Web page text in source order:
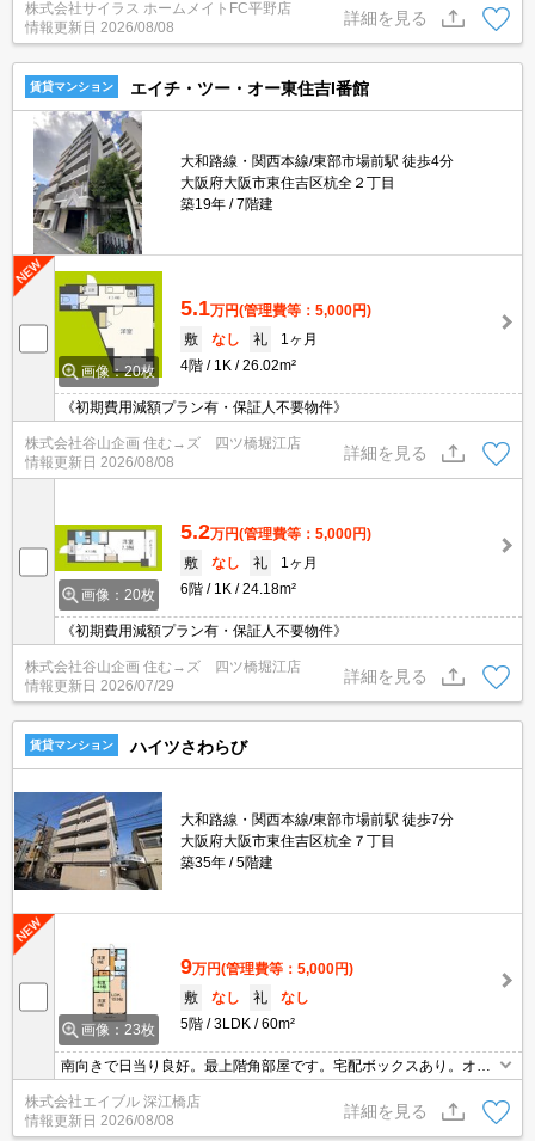
初期費用がご心配な方はクレジット決済が可能ですので安心してお
部屋探し頂けます。
株式会社サイラス ホームメイトFC平野店
情報更新日 2026/08/08
詳細を見る
賃貸マンション エイチ・ツー・オー東住吉I番館
大和路線・関西本線/東部市場前駅 徒歩4分
大阪府大阪市東住吉区杭全２丁目
築19年
7階建
画像：20枚
5.1万円(管理費等：5,000円)
敷
なし 礼
1ヶ月
4階
1K 26.02m²
《初期費用減額プラン有・保証人不要物件》
株式会社谷山企画 住む→ズ 四ツ橋堀江店
情報更新日 2026/08/08
詳細を見る
画像：20枚
5.2万円(管理費等：5,000円)
敷
なし 礼
1ヶ月
6階
1K 24.18m²
《初期費用減額プラン有・保証人不要物件》
株式会社谷山企画 住む→ズ 四ツ橋堀江店
情報更新日 2026/07/29
詳細を見る
賃貸マンション ハイツさわらび
大和路線・関西本線/東部市場前駅 徒歩7分
大阪府大阪市東住吉区杭全７丁目
築35年
5階建
画像：23枚
9万円(管理費等：5,000円)
敷
なし 礼
なし
5階
3LDK 60m²
南向きで日当り良好。最上階角部屋です。宅配ボックスあり。オー
トロック。エレベーターあり。当店のみの専属専任物件。初期費
用・家賃カード払い可。ファミリー様必見。当店のお勧め物件で
す。引越指定業者あり。
株式会社エイブル 深江橋店
情報更新日 2026/08/08
詳細を見る